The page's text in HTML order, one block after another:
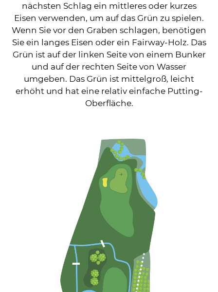
nächsten Schlag ein mittleres oder kurzes
Eisen verwenden, um auf das Grün zu spielen.
Wenn Sie vor den Graben schlagen, benötigen
Sie ein langes Eisen oder ein Fairway-Holz. Das
Grün ist auf der linken Seite von einem Bunker
und auf der rechten Seite von Wasser
umgeben. Das Grün ist mittelgroß, leicht
erhöht und hat eine relativ einfache Putting-
Oberfläche.